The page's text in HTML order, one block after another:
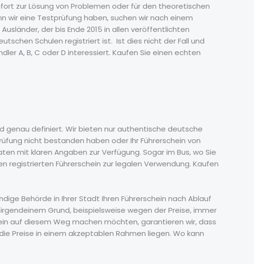
zur Lösung von Problemen oder für den theoretischen
wir eine Testprüfung haben, suchen wir nach einem
der bis Ende 2015 in allen veröffentlichten
Schulen registriert ist. Ist dies nicht der Fall und
A, B, C oder D interessiert. Kaufen Sie einen echten
genau definiert. Wir bieten nur authentische deutsche
nicht bestanden haben oder Ihr Führerschein von
mit klaren Angaben zur Verfügung. Sogar im Bus, wo Sie
registrierten Führerschein zur legalen Verwendung. Kaufen
Behörde in Ihrer Stadt Ihren Führerschein nach Ablauf
Grund, beispielsweise wegen der Preise, immer
auf diesem Weg machen möchten, garantieren wir, dass
Preise in einem akzeptablen Rahmen liegen. Wo kann